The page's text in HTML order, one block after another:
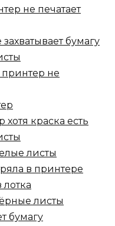
не печатает
бумагу
не
краска есть
листы
в принтере
листы
бумагу